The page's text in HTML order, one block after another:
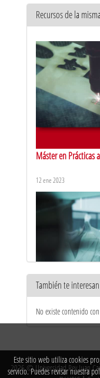
Recursos de la
Máster en Prácticas
12 ene 2023
Máster en Técnicas
ecología
También te interesan
No existe contenido
2026 © Universidad Rey Juan
Este sitio web utiliza cookies
servicio. Puedes revisar nuestra